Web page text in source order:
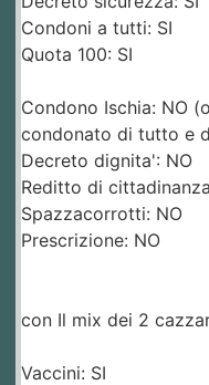
Condoni a tutti: SI
Quota 100: SI
Condono Ischia: NO
condonato di tutto e
Decreto dignita': NO
Reditto di
Spazzacorrotti: NO
Prescrizione: NO
con Il mix dei 2
Vaccini: SI